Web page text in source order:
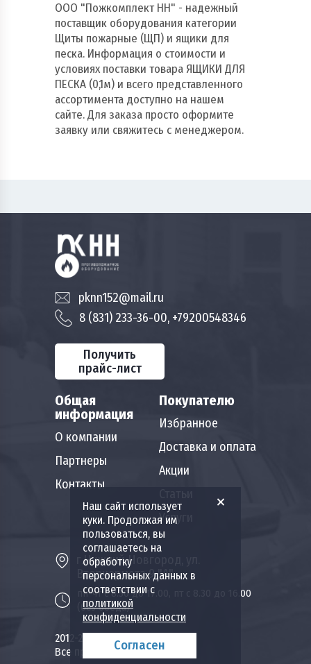
Наш сайт использует
куки. Продолжая им
пользоваться, вы
соглашаетесь на
обработку
персональных данных в
соответствии с
политикой
конфиденциальности
Согласен
ООО "Пожкомплект НН" - надежный
поставщик оборудования категории
Щиты пожарные (ЩП) и ящики для
песка. Информация о стоимости и
условиях поставки товара ЯЩИКИ ДЛЯ
ПЕСКА (0,1м) и всего представленного
ассортимента доступно на нашем
сайте. Для заказа просто оформите
заявку или свяжитесь с менеджером.
Общая
информация
О компании
Партнеры
Контакты
Покупателю
Избранное
Доставка и оплата
Акции
Услуги
pknn152@mail.ru
8 (831) 233-36-00, +79200548346
Получить
прайс-лист
г.Нижний Новгород, ул.
Вторчермета 9 "А"
пн-чт с 8.30 до 17.00, пт с 8.30 до 16.00
(без обеда)
2012-2026 Пожкомплект НН.
Все права защищены.